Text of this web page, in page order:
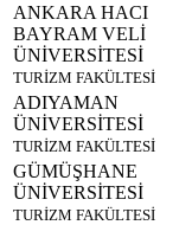
ANKARA HACI
BAYRAM VELİ
ÜNİVERSİTESİ
TURİZM FAKÜLTESİ
ADIYAMAN
ÜNİVERSİTESİ
TURİZM FAKÜLTESİ
GÜMÜŞHANE
ÜNİVERSİTESİ
TURİZM FAKÜLTESİ